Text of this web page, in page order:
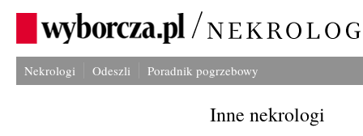
Nekrologi Odeszli Poradnik pogrzebowy
Inne nekrologi